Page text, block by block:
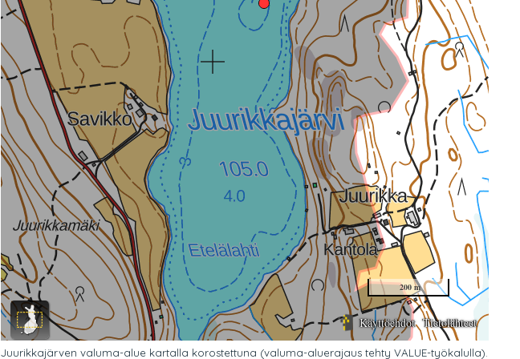
Juurikkajärven valuma-alue kartalla korostettuna (valuma-aluerajaus tehty VALUE-työkalulla).